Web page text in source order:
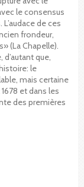
le consensus
de ces
frondeur,
(La Chapelle).
que,
le
mais certaine
et dans les
des premières